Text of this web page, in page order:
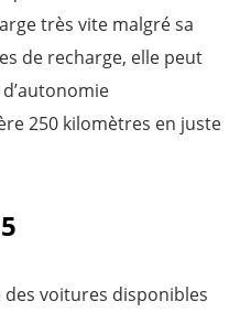
très vite malgré sa
de recharge, elle peut
250 kilomètres en juste
des voitures disponibles